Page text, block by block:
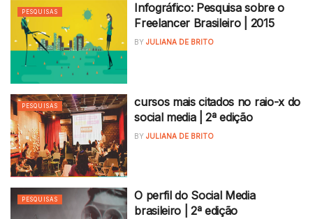
PESQUISAS
Infográfico: Pesquisa sobre o
Freelancer Brasileiro | 2015
BY JULIANA DE BRITO
PESQUISAS
cursos mais citados no raio-x do
social media | 2ª edição
BY JULIANA DE BRITO
PESQUISAS
O perfil do Social Media
brasileiro | 2ª edição